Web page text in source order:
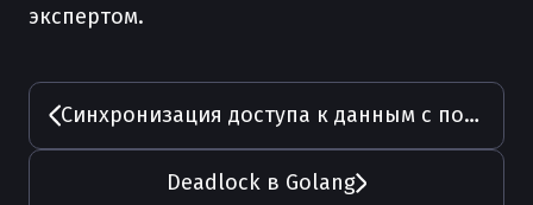
экспертом.
Синхронизация доступа к данным с помощью mutex
Deadlock в Golang